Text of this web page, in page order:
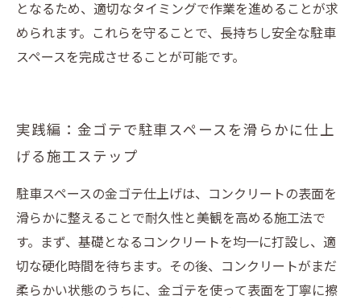
となるため、適切なタイミングで作業を進めることが求
められます。これらを守ることで、長持ちし安全な駐車
スペースを完成させることが可能です。
実践編：金ゴテで駐車スペースを滑らかに仕上
げる施工ステップ
駐車スペースの金ゴテ仕上げは、コンクリートの表面を
滑らかに整えることで耐久性と美観を高める施工法で
す。まず、基礎となるコンクリートを均一に打設し、適
切な硬化時間を待ちます。その後、コンクリートがまだ
柔らかい状態のうちに、金ゴテを使って表面を丁寧に擦